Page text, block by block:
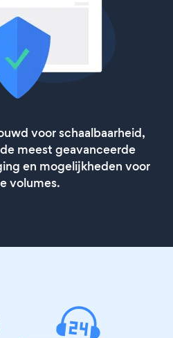
voor schaalbaarheid,
meest geavanceerde
en mogelijkheden voor
volumes.